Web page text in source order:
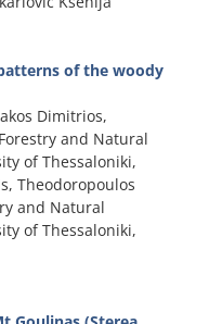
of the woody
Dimitrios,
and Natural
of Thessaloniki,
Theodoropoulos
and Natural
of Thessaloniki,